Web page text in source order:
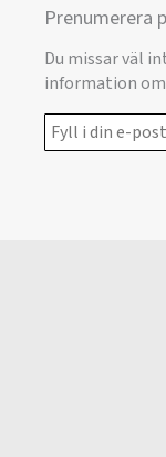
Prenumerera
Du missar väl
information om